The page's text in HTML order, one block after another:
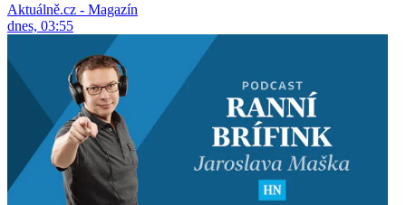
Aktuálně.cz - Magazín
dnes, 03:55